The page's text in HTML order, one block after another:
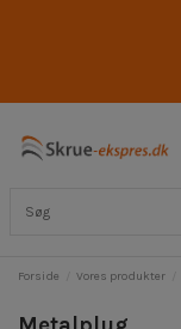
Forside Vores produkter